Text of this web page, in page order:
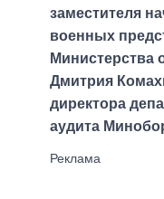
заместителя
военных
Министерства
Дмитрия
директора
аудита